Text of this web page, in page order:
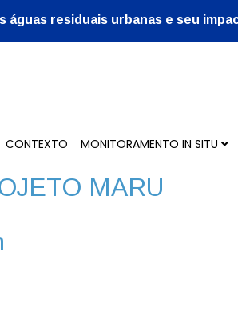
residuais urbanas e seu
CONTEXTO MONITORAMENTO IN SITU
MARU